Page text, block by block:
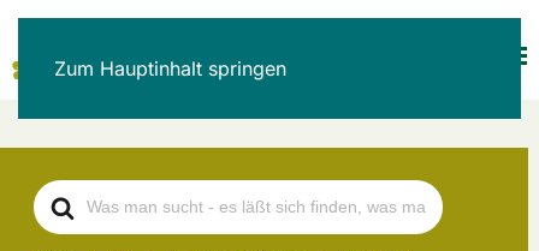
Zum Hauptinhalt springen
Search
For